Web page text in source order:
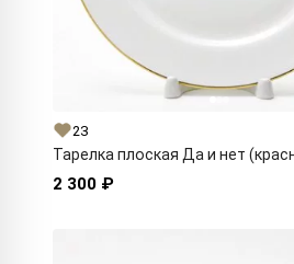
23
Тарелка плоская Да и нет
2 300 ₽